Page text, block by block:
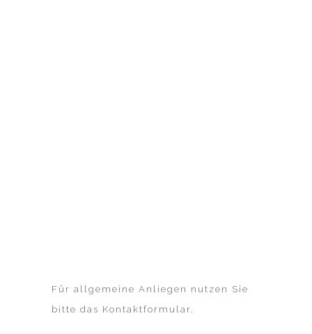
Für allgemeine Anliegen nutzen Sie
bitte das Kontaktformular.